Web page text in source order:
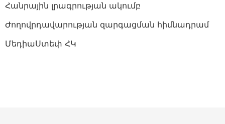
Հանրային լրագրության ակումբ
Ժողովրդավարության զարգացման հիմնադրամ
ՄեդիաՍտեփ ՀԿ